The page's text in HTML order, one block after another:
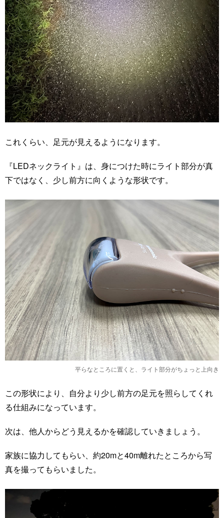
これくらい、足元が見えるようになります。
『LEDネックライト』は、身につけた時にライト部分が真
下ではなく、少し前方に向くような形状です。
平らなところに置くと、ライト部分がちょっと上向き
この形状により、自分より少し前方の足元を照らしてくれ
る仕組みになっています。
次は、他人からどう見えるかを確認していきましょう。
家族に協力してもらい、約20mと40m離れたところから写
真を撮ってもらいました。